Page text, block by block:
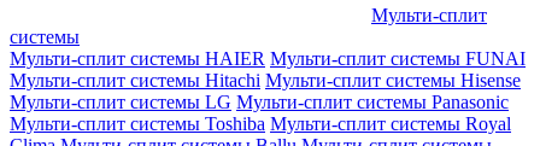
Мульти-сплит
системы
Мульти-сплит системы HAIER Мульти-сплит системы FUNAI
Мульти-сплит системы Hitachi Мульти-сплит системы Hisense
Мульти-сплит системы LG Мульти-сплит системы Panasonic
Мульти-сплит системы Toshiba Мульти-сплит системы Royal